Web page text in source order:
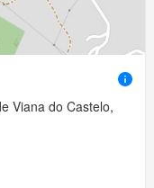
Viana do Castelo,